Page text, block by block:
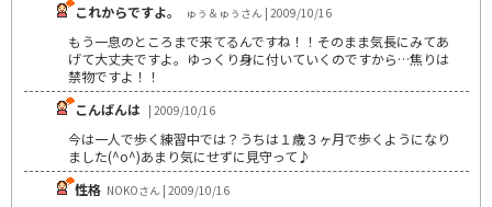
これからですよ。
ゅぅ＆ゅぅさん | 2009/10/16
もう一息のところまで来てるんですね！！そのまま気長にみてあ
げて大丈夫ですよ。ゆっくり身に付いていくのですから…焦りは
禁物ですよ！！
こんばんは | 2009/10/16
今は一人で歩く練習中では？うちは１歳３ヶ月で歩くようになり
ました(^o^)あまり気にせずに見守って♪
性格 NOKOさん | 2009/10/16